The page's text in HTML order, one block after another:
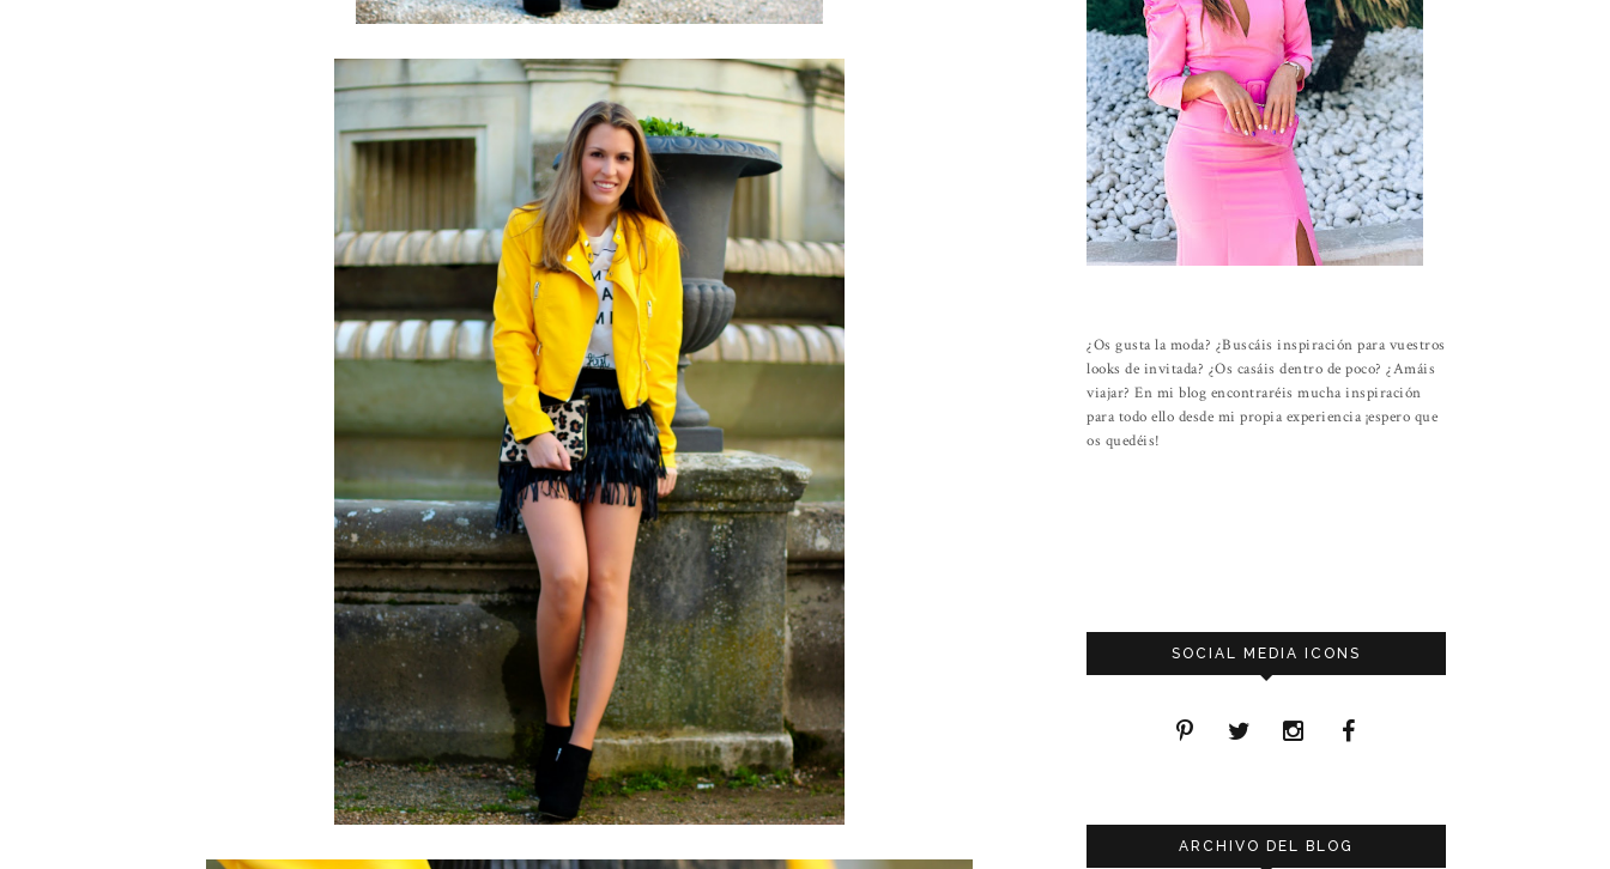
¿Os gusta la moda? ¿Buscáis inspiración para vuestros
looks de invitada? ¿Os casáis dentro de poco? ¿Amáis
viajar? En mi blog encontraréis mucha inspiración
para todo ello desde mi propia experiencia ¡espero que
os quedéis!
SOCIAL MEDIA ICONS
ARCHIVO DEL BLOG